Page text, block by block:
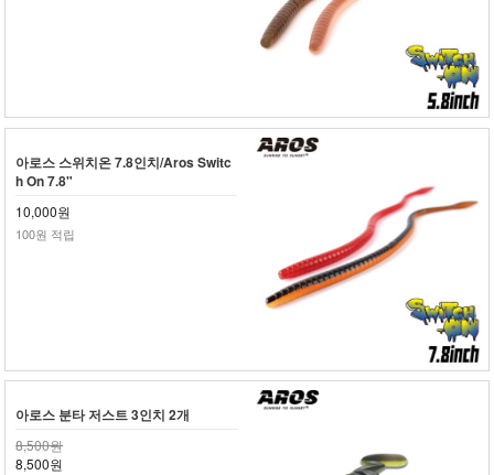
아로스 스위치온 7.8인치/Aros Switc
h On 7.8"
10,000원
100원 적립
아로스 분타 저스트 3인치 2개
8,500원
8,500원